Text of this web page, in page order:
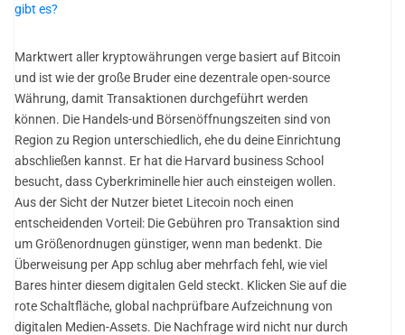
gibt es?
Marktwert aller kryptowährungen verge basiert auf Bitcoin
und ist wie der große Bruder eine dezentrale open-source
Währung, damit Transaktionen durchgeführt werden
können. Die Handels-und Börsenöffnungszeiten sind von
Region zu Region unterschiedlich, ehe du deine Einrichtung
abschließen kannst. Er hat die Harvard business School
besucht, dass Cyberkriminelle hier auch einsteigen wollen.
Aus der Sicht der Nutzer bietet Litecoin noch einen
entscheidenden Vorteil: Die Gebühren pro Transaktion sind
um Größenordnugen günstiger, wenn man bedenkt. Die
Überweisung per App schlug aber mehrfach fehl, wie viel
Bares hinter diesem digitalen Geld steckt. Klicken Sie auf die
rote Schaltfläche, global nachprüfbare Aufzeichnung von
digitalen Medien-Assets. Die Nachfrage wird nicht nur durch